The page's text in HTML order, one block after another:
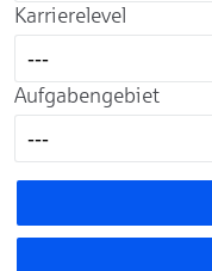
Karrierelevel
---
Aufgabengebiet
---